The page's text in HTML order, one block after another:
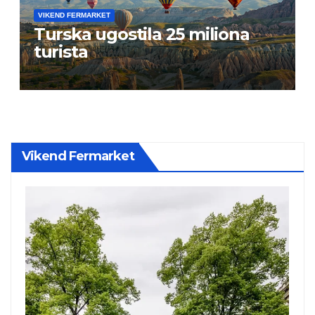
VIKEND FERMARKET
Turska ugostila 25 miliona
turista
Vikend Fermarket